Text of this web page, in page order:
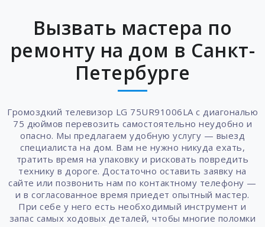
Вызвать мастера по
ремонту на дом в Санкт-
Петербурге
Громоздкий телевизор LG 75UR91006LA с диагональю
75 дюймов перевозить самостоятельно неудобно и
опасно. Мы предлагаем удобную услугу — выезд
специалиста на дом. Вам не нужно никуда ехать,
тратить время на упаковку и рисковать повредить
технику в дороге. Достаточно оставить заявку на
сайте или позвонить нам по контактному телефону —
и в согласованное время приедет опытный мастер.
При себе у него есть необходимый инструмент и
запас самых ходовых деталей, чтобы многие поломки